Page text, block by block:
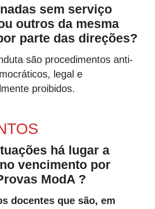
sem serviço
outros da mesma
parte das direções?
são procedimentos anti-
legal e
proibidos.
há lugar a
vencimento por
ModA ?
docentes que são, em